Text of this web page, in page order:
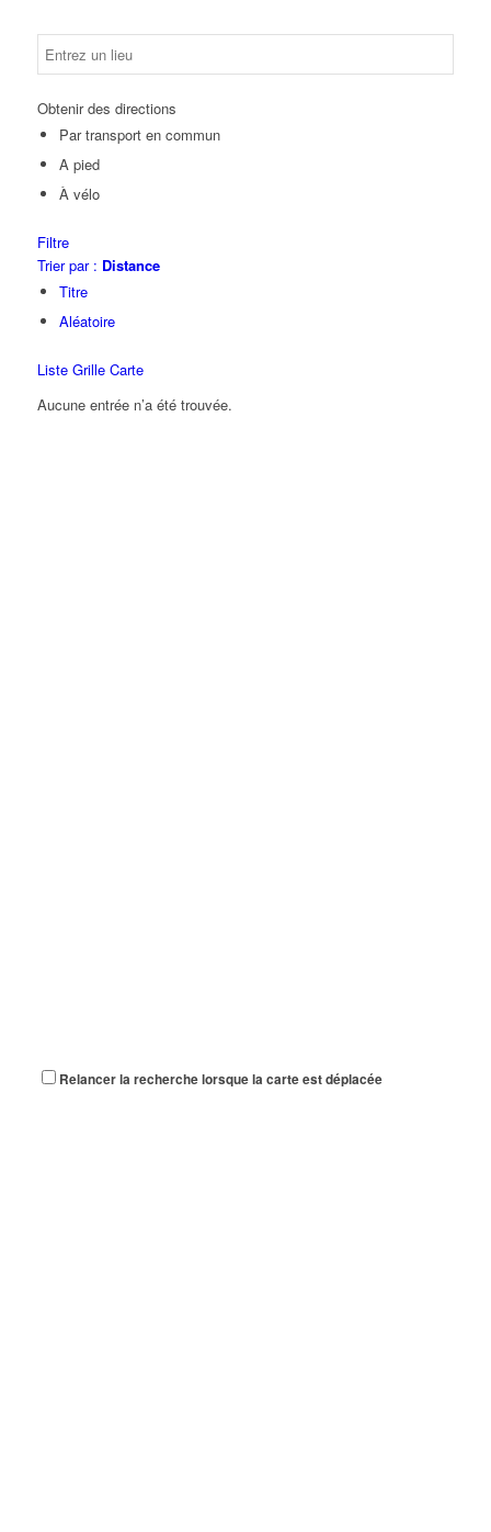
Obtenir des directions
Par transport en commun
A pied
À vélo
Filtre
Trier par : Distance
Titre
Aléatoire
Liste Grille Carte
Aucune entrée n’a été trouvée.
Relancer la recherche lorsque la carte est déplacée